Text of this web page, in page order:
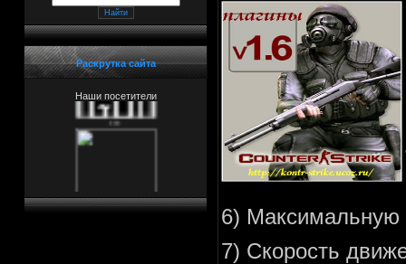
Раскрутка сайта
Наши посетители
***
***
***
***
6) Максимальную
7) Скорость